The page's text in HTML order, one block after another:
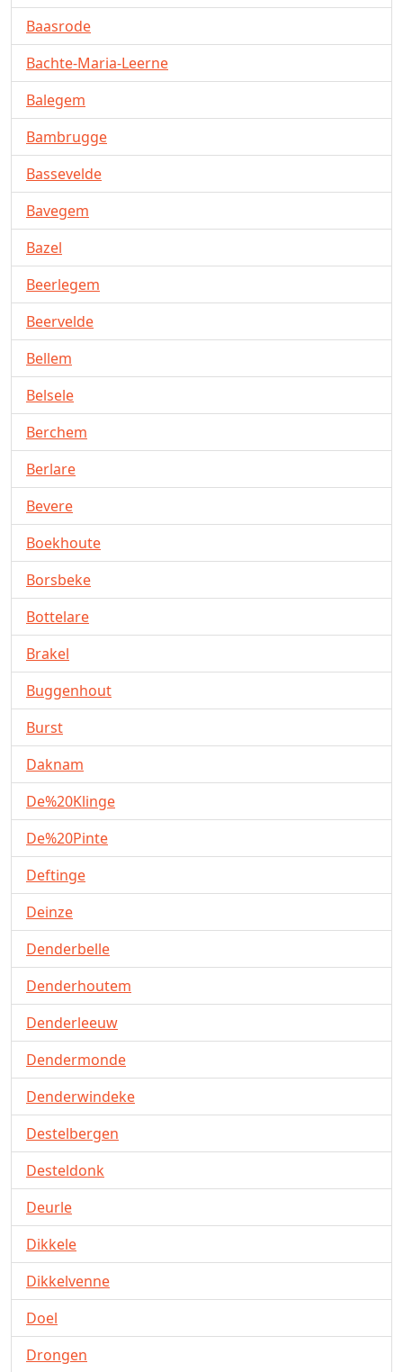
Baasrode
Bachte-Maria-Leerne
Balegem
Bambrugge
Bassevelde
Bavegem
Bazel
Beerlegem
Beervelde
Bellem
Belsele
Berchem
Berlare
Bevere
Boekhoute
Borsbeke
Bottelare
Brakel
Buggenhout
Burst
Daknam
De%20Klinge
De%20Pinte
Deftinge
Deinze
Denderbelle
Denderhoutem
Denderleeuw
Dendermonde
Denderwindeke
Destelbergen
Desteldonk
Deurle
Dikkele
Dikkelvenne
Doel
Drongen